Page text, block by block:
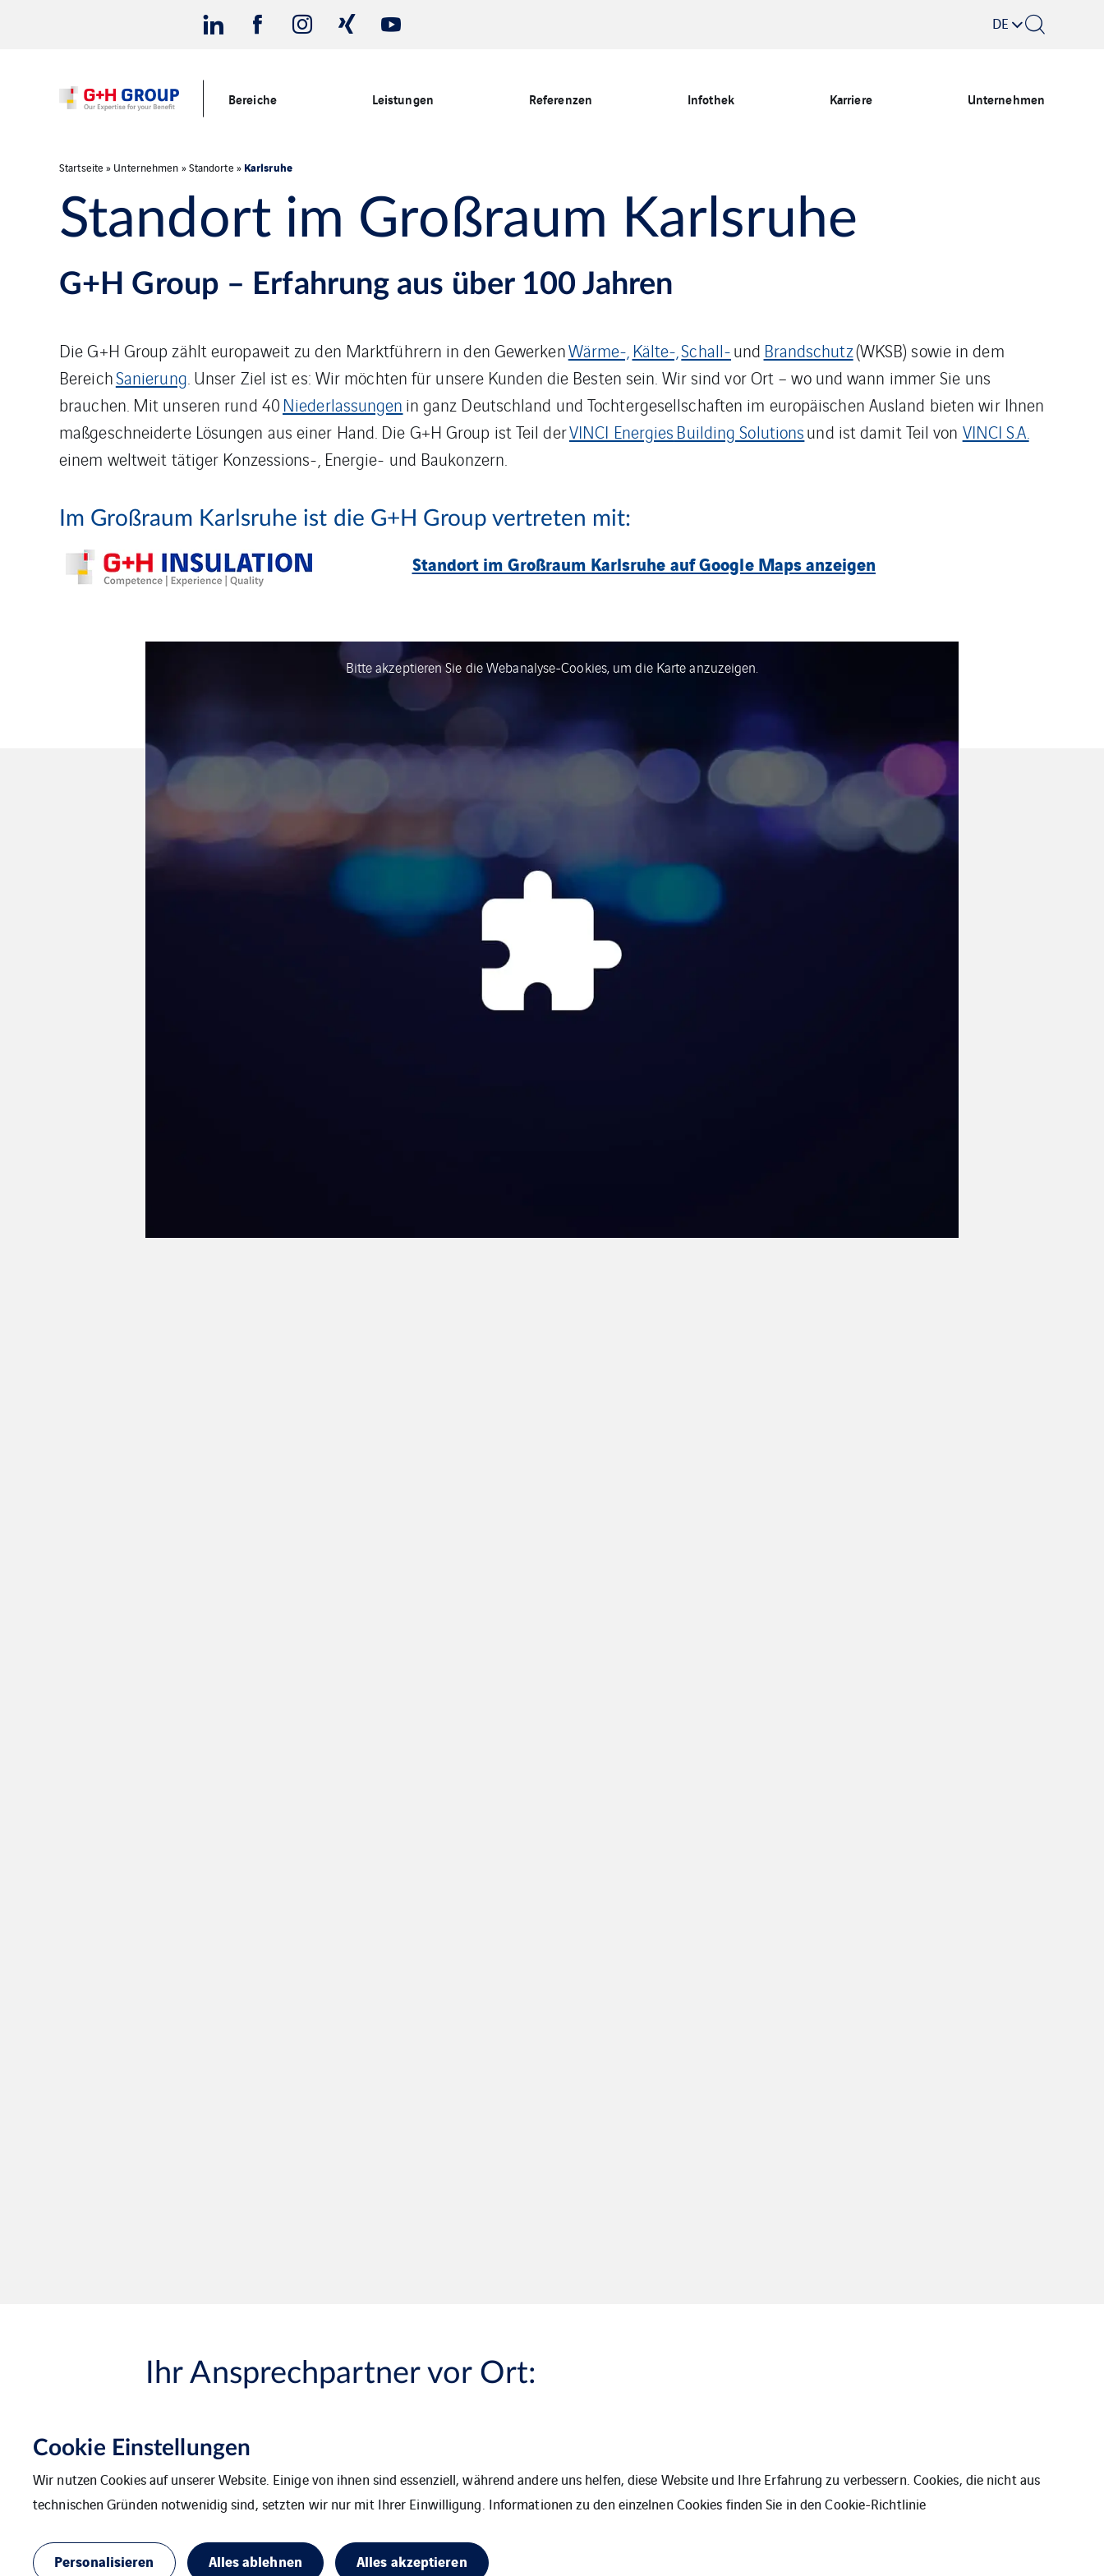
DE
Bereiche Leistungen Referenzen Infothek Karriere Unternehmen
Startseite » Unternehmen »Standorte » Karlsruhe
Standort im Großraum Karlsruhe
G+H Group – Erfahrung aus über 100 Jahren
Die G+H Group zählt europaweit zu den Marktführern in den GewerkenWärme-, Kälte-,Schall-und Brandschutz(WKSB) sowie in dem
BereichSanierung. Unser Ziel ist es: Wir möchten für unsere Kunden die Besten sein. Wir sind vor Ort – wo und wann immer Sie uns
brauchen. Mit unseren rund 40 Niederlassungen in ganz Deutschland und Tochtergesellschaften im europäischen Ausland bieten wir Ihnen
maßgeschneiderte Lösungen aus einer Hand. Die G+H Group ist Teil derVINCI Energies Building Solutionsund ist damit Teil von VINCI S.A.
einem weltweit tätiger Konzessions-, Energie- und Baukonzern.
Im Großraum Karlsruhe ist die G+H Group vertreten mit:
Standort im Großraum Karlsruhe auf Google Maps anzeigen
Bitte akzeptieren Sie die Webanalyse-Cookies, um die Karte anzuzeigen.
Ihr Ansprechpartner vor Ort:
Cookie Einstellungen
Wir nutzen Cookies auf unserer Website. Einige von ihnen sind essenziell, während andere uns helfen, diese Website und Ihre Erfahrung zu verbessern. Cookies, die nicht aus
technischen Gründen notwenidig sind, setzten wir nur mit Ihrer Einwilligung. Informationen zu den einzelnen Cookies finden Sie in denCookie-Richtlinie
Personalisieren Alles ablehnen Alles akzeptieren